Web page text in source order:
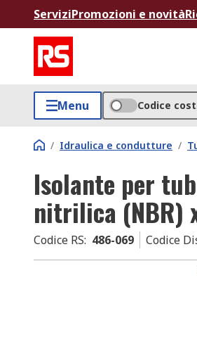
ServiziPromozioni e novità
Menu Codice
/ Idraulica e condutture /
Isolante per
nitrilica (NBR)
Codice RS: 486-069 Codice